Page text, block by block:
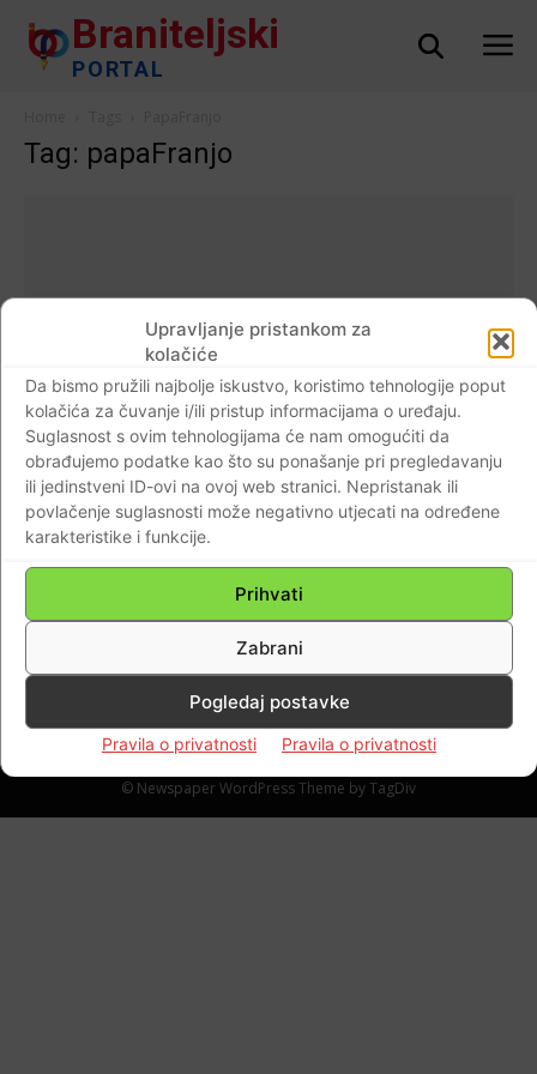
Upravljanje pristankom za
kolačiće
Da bismo pružili najbolje iskustvo, koristimo tehnologije poput
kolačića za čuvanje i/ili pristup informacijama o uređaju.
Suglasnost s ovim tehnologijama će nam omogućiti da
obrađujemo podatke kao što su ponašanje pri pregledavanju
ili jedinstveni ID-ovi na ovoj web stranici. Nepristanak ili
povlačenje suglasnosti može negativno utjecati na određene
karakteristike i funkcije.
Prihvati
Zabrani
Pogledaj postavke
Pravila o privatnosti Pravila o privatnosti
Braniteljski
PORTAL
Tag: papaFranjo
AKTUALNO
NOVI ZAKON: Mađarski parlament – Na
osobnim dokumentima mora se nalaziti
spol u kojem je osoba rođena
Braniteljski portal - 23.05.2020 0
Impressum Kontaktirajte nas Pravila o privatnosti
© Newspaper WordPress Theme by TagDiv